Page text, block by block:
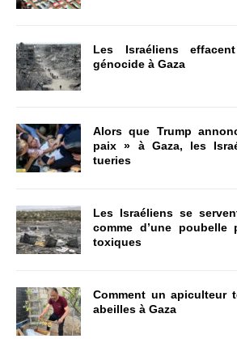
Les Israéliens
génocide à Gaza
Alors que Trump
paix » à Gaza, les
tueries
Les Israéliens se
comme d’une poubelle
toxiques
Comment un apiculteur
abeilles à Gaza